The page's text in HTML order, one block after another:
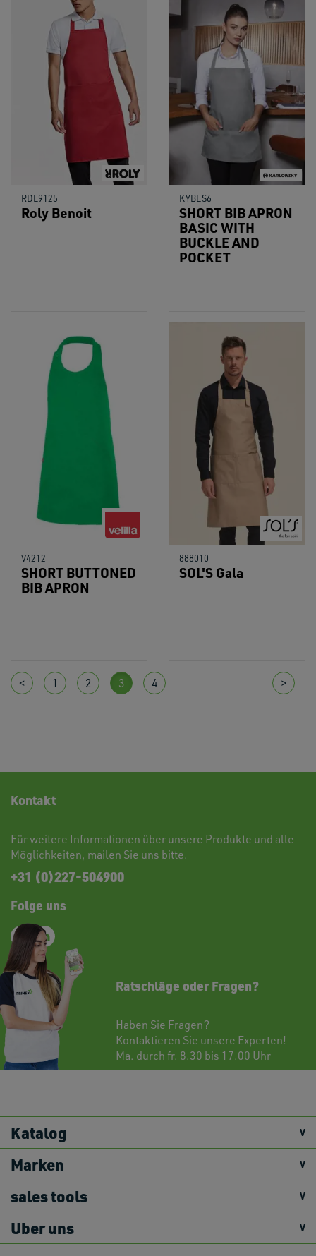
RDE9125
Roly Benoit
KYBLS6
SHORT BIB APRON
BASIC WITH
BUCKLE AND
POCKET
V4212
SHORT BUTTONED
BIB APRON
888010
SOL'S Gala
< 1 2 3 4 >
Kontakt
Für weitere Informationen über unsere Produkte und alle
Möglichkeiten, mailen Sie uns bitte.
+31 (0)227-504900
Folge uns
Ratschläge oder Fragen?
Haben Sie Fragen?
Kontaktieren Sie unsere Experten!
Ma. durch fr. 8.30 bis 17.00 Uhr
Katalog
Marken
sales tools
Uber uns